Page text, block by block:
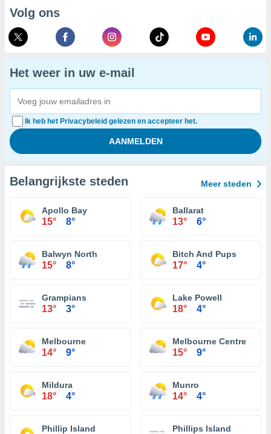
Volg ons
Het weer in uw e-mail
Ik heb het Privacybeleid gelezen en accepteer het.
Belangrijkste steden Meer steden
Apollo Bay
15° 8°
Ballarat
13° 6°
Balwyn North
15° 8°
Bitch And Pups
17° 4°
Grampians
13° 3°
Lake Powell
18° 4°
Melbourne
14° 9°
Melbourne Centre
15° 9°
Mildura
18° 4°
Munro
14° 4°
Phillip Island Phillips Island